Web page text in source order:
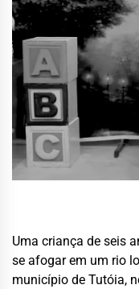
Uma criança de seis
se afogar em um rio
município de Tutóia,